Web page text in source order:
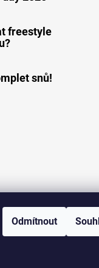
Odmítnout
freestyle
snů!